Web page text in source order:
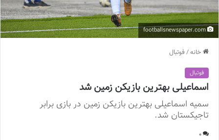
خانه/ فوتبال
فوتبال
اسماعیلی بهترین بازیکن زمین شد
سمیه اسماعیلی بهترین بازیکن زمین در بازی برابر
تاجیکستان شد.
0